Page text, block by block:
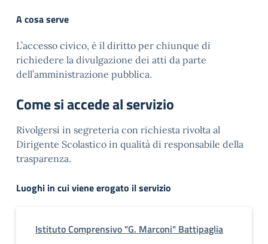
A cosa serve
L’accesso civico, è il diritto per chiunque di
richiedere la divulgazione dei atti da parte
dell’amministrazione pubblica.
Come si accede al servizio
Rivolgersi in segreteria con richiesta rivolta al
Dirigente Scolastico in qualità di responsabile della
trasparenza.
Luoghi in cui viene erogato il servizio
Istituto Comprensivo "G. Marconi" Battipaglia